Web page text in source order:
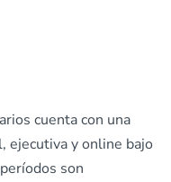
cuenta con una
ejecutiva y online bajo
son